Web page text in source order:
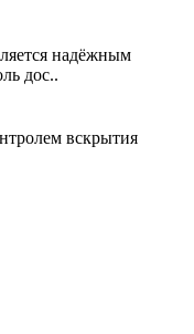
надёжным
дос..
вскрытия